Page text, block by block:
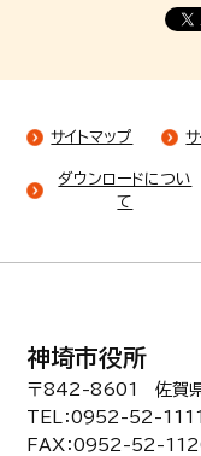
サイトマップ
ダウンロードについ
て
神埼市役所
〒842-8601 佐賀県
TEL：0952-52-1111
FAX：0952-52-